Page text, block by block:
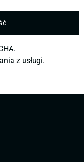
z usługi.